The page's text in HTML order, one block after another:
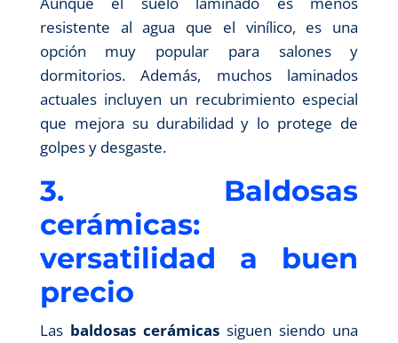
resistente al agua que el vinílico, es una
opción muy popular para salones y
dormitorios. Además, muchos laminados
actuales incluyen un recubrimiento especial
que mejora su durabilidad y lo protege de
golpes y desgaste.
3. Baldosas
cerámicas:
versatilidad a buen
precio
Las baldosas cerámicassiguen siendo una